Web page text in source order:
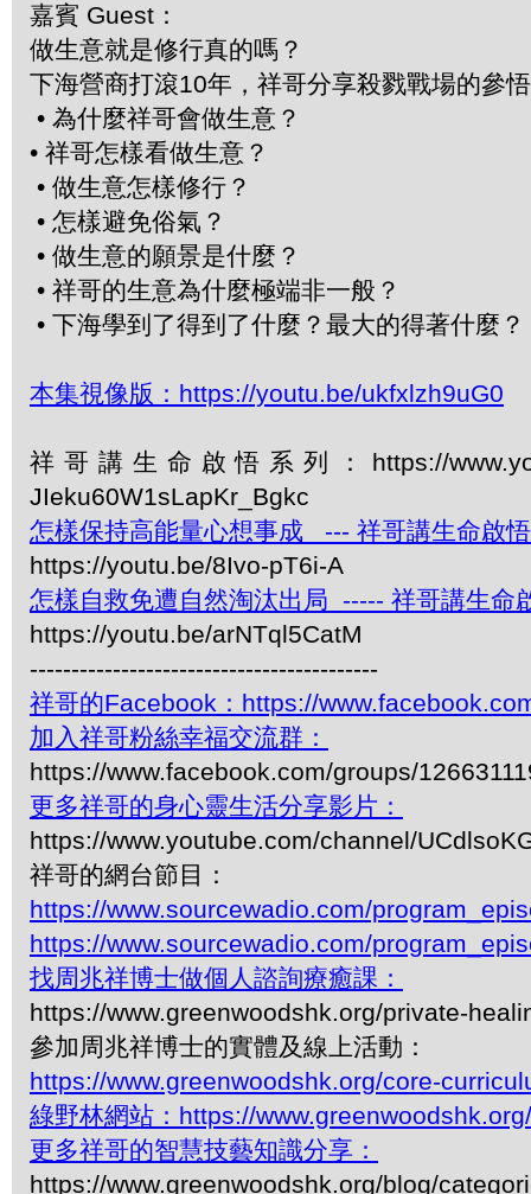
嘉賓 Guest：
做生意就是修行真的嗎？
下海營商打滾10年，祥哥分享殺戮戰場的參
• 為什麼祥哥會做生意？
• 祥哥怎樣看做生意？
• 做生意怎樣修行？
• 怎樣避免俗氣？
• 做生意的願景是什麼？
• 祥哥的生意為什麼極端非一般？
• 下海學到了得到了什麼？最大的得著什麼？
本集視像版：https://youtu.be/ukfxlzh9uG0
祥哥講生命啟悟系列：https://
JIeku60W1sLapKr_Bgkc
怎樣保持高能量心想事成 --- 祥哥講生命啟
https://youtu.be/8Ivo-pT6i-A
怎樣自救免遭自然淘汰出局 ----- 祥哥講生命
https://youtu.be/arNTql5CatM
------------------------------------------
祥哥的Facebook：https://
加入祥哥粉絲幸福交流群：
https://www.facebook.com/groups/
更多祥哥的身心靈生活分享影片：
https://www.youtube.com/channel/
祥哥的網台節目：
https://www.sourcewadio.com/
https://www.sourcewadio.com/
找周兆祥博士做個人諮詢療癒課：
https://www.greenwoodshk.org/private-
參加周兆祥博士的實體及線上活動：
https://www.greenwoodshk.org/core-
綠野林網站：https://www.greenwoodshk.org/
更多祥哥的智慧技藝知識分享：
https://www.greenwoodshk.org/blog/